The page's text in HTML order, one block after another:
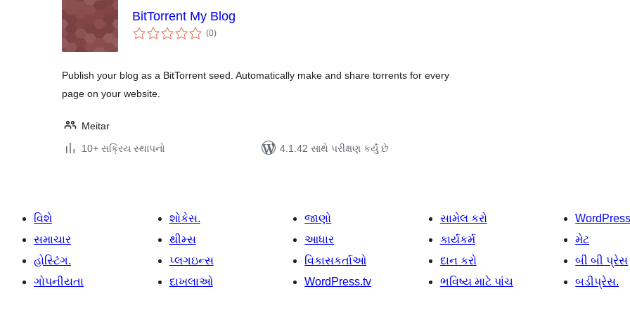
BitTorrent My Blog
(0કુલ
રેટિંગ્સ
)
Publish your blog as a BitTorrent seed. Automatically make and share torrents for every
page on your website.
Meitar
10+ સક્રિય સ્થાપનો
4.1.42 સાથે પરીક્ષણ કર્યું છે
વિશે
સમાચાર
હોસ્ટિંગ.
ગોપનીયતા
શોકેસ.
થીમ્સ
પ્લગઇન્સ
દાખલાઓ
જાણો
આધાર
વિકાસકર્તાઓ
WordPress.tv
સામેલ કરો
કાર્યકર્મ
દાન કરો
ભવિષ્ય માટે પાંચ
મેટ
બી બી પ્રેસ
બડીપ્રેસ.